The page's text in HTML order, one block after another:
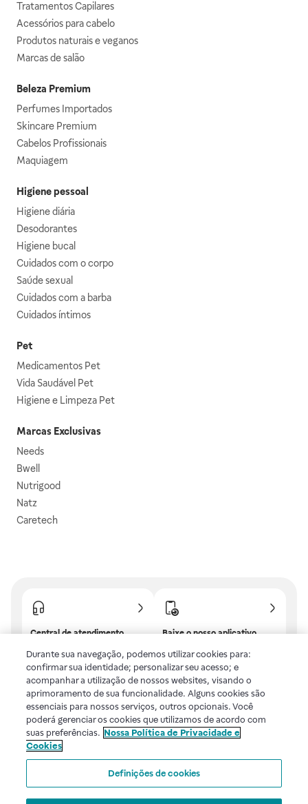
Tratamentos Capilares
Acessórios para cabelo
Produtos naturais e veganos
Marcas de salão
Beleza Premium
Perfumes Importados
Skincare Premium
Cabelos Profissionais
Maquiagem
Higiene pessoal
Higiene diária
Desodorantes
Higiene bucal
Cuidados com o corpo
Saúde sexual
Cuidados com a barba
Cuidados íntimos
Pet
Medicamentos Pet
Vida Saudável Pet
Higiene e Limpeza Pet
Marcas Exclusivas
Needs
Bwell
Nutrigood
Natz
Caretech
Central de atendimento
frequentes ou fale com a
gente.
Baixe o nosso aplicativo
benefícios exclusivos!
Uma empresa
Voltar ao topo
Durante sua navegação, podemos utilizar cookies para:
confirmar sua identidade; personalizar seu acesso; e
acompanhar a utilização de nossos websites, visando o
aprimoramento de sua funcionalidade. Alguns cookies são
essenciais para nossos serviços, outros opcionais. Você
poderá gerenciar os cookies que utilizamos de acordo com
suas preferências. Nossa Política de Privacidade e
Cookies
Definições de cookies